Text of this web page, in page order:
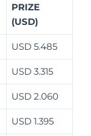
PRIZE
(USD)
USD 5.485
USD 3.315
USD 2.060
USD 1.395